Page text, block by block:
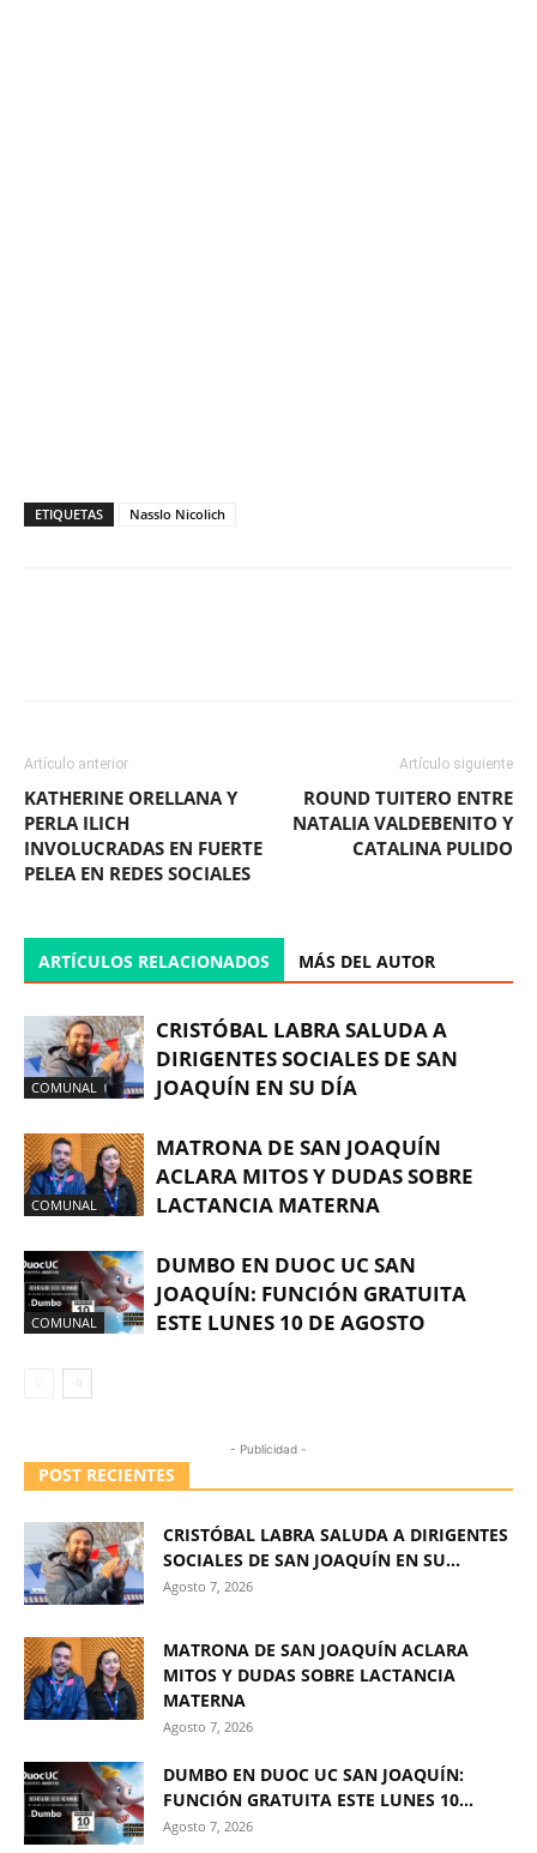
ETIQUETAS Nasslo Nicolich
Artículo anterior
KATHERINE ORELLANA Y
PERLA ILICH
INVOLUCRADAS EN FUERTE
PELEA EN REDES SOCIALES
Artículo siguiente
ROUND TUITERO ENTRE
NATALIA VALDEBENITO Y
CATALINA PULIDO
ARTÍCULOS RELACIONADOS MÁS DEL AUTOR
COMUNAL
CRISTÓBAL LABRA SALUDA A
DIRIGENTES SOCIALES DE SAN
JOAQUÍN EN SU DÍA
COMUNAL
MATRONA DE SAN JOAQUÍN
ACLARA MITOS Y DUDAS SOBRE
LACTANCIA MATERNA
COMUNAL
DUMBO EN DUOC UC SAN
JOAQUÍN: FUNCIÓN GRATUITA
ESTE LUNES 10 DE AGOSTO
- Publicidad -
POST RECIENTES
CRISTÓBAL LABRA SALUDA A DIRIGENTES
SOCIALES DE SAN JOAQUÍN EN SU...
Agosto 7, 2026
MATRONA DE SAN JOAQUÍN ACLARA
MITOS Y DUDAS SOBRE LACTANCIA
MATERNA
Agosto 7, 2026
DUMBO EN DUOC UC SAN JOAQUÍN:
FUNCIÓN GRATUITA ESTE LUNES 10...
Agosto 7, 2026